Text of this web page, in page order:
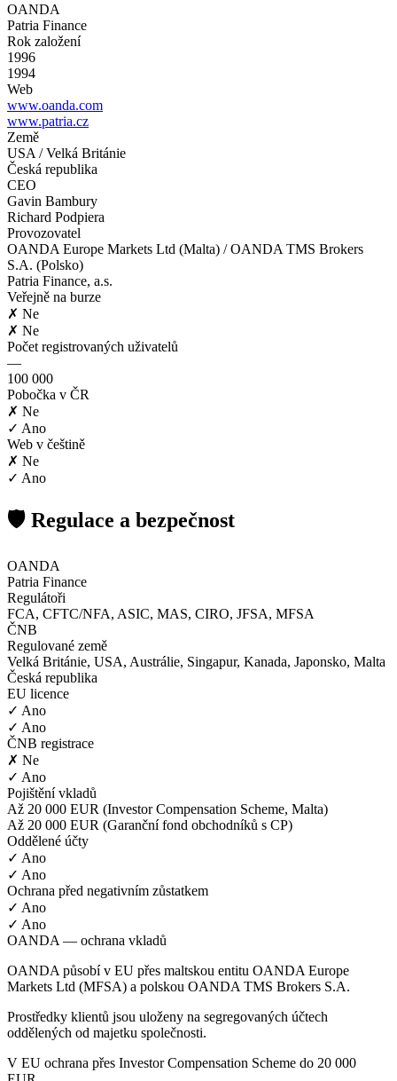
OANDA
Patria Finance
Rok založení
1996
1994
Web
www.oanda.com
www.patria.cz
Země
USA / Velká Británie
Česká republika
CEO
Gavin Bambury
Richard Podpiera
Provozovatel
OANDA Europe Markets Ltd (Malta) / OANDA TMS Brokers
S.A. (Polsko)
Patria Finance, a.s.
Veřejně na burze
✗ Ne
✗ Ne
Počet registrovaných uživatelů
—
100 000
Pobočka v ČR
✗ Ne
✓ Ano
Web v češtině
✗ Ne
✓ Ano
🛡️ Regulace a bezpečnost
OANDA
Patria Finance
Regulátoři
FCA, CFTC/NFA, ASIC, MAS, CIRO, JFSA, MFSA
ČNB
Regulované země
Velká Británie, USA, Austrálie, Singapur, Kanada, Japonsko, Malta
Česká republika
EU licence
✓ Ano
✓ Ano
ČNB registrace
✗ Ne
✓ Ano
Pojištění vkladů
Až 20 000 EUR (Investor Compensation Scheme, Malta)
Až 20 000 EUR (Garanční fond obchodníků s CP)
Oddělené účty
✓ Ano
✓ Ano
Ochrana před negativním zůstatkem
✓ Ano
✓ Ano
OANDA — ochrana vkladů
OANDA působí v EU přes maltskou entitu OANDA Europe
Markets Ltd (MFSA) a polskou OANDA TMS Brokers S.A.
Prostředky klientů jsou uloženy na segregovaných účtech
oddělených od majetku společnosti.
V EU ochrana přes Investor Compensation Scheme do 20 000